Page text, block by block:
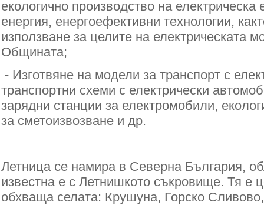
екологично производство на електрическа
енергия, енергоефективни технологии,
използване за целите на електрическата
Общината;
- Изготвяне на модели за транспорт с
транспортни схеми с електрически
зарядни станции за електромобили,
за сметоизвозване и др.
Летница се намира в Северна България,
известна е с Летнишкото съкровище. Тя е
обхваща селата: Крушуна, Горско